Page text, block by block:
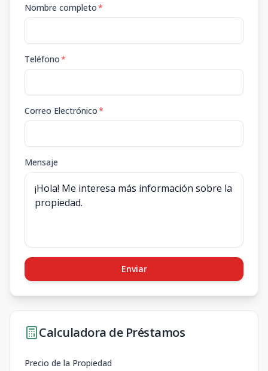
Nombre completo*
Teléfono*
Correo Electrónico*
Mensaje
Enviar
Calculadora de Préstamos
Precio de la Propiedad